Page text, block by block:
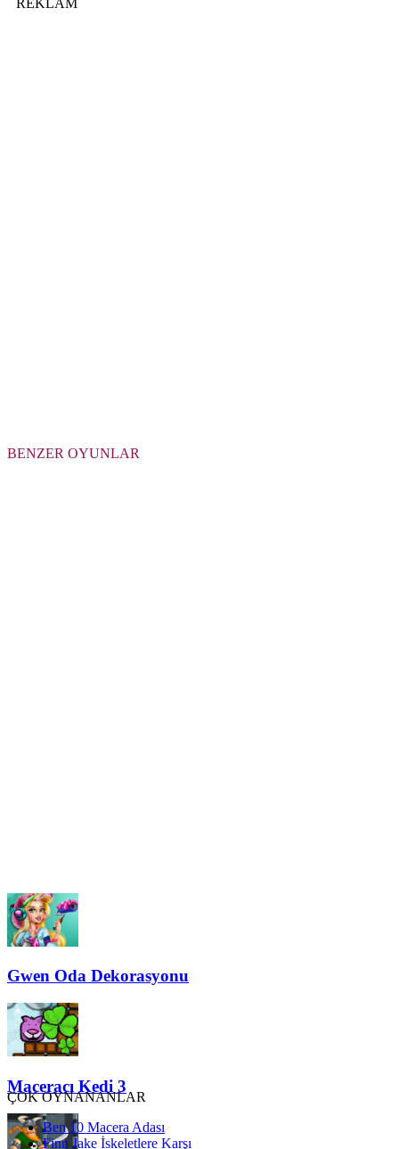
BENZER OYUNLAR
Gwen Oda Dekorasyonu
Maceracı Kedi 3
ÇOK OYNANANLAR
Ben 10 Macera Adası
Finn Jake İskeletlere Karşı